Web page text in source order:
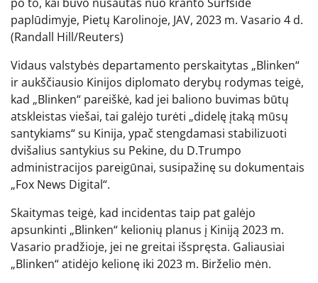
paplūdimyje, Pietų Karolinoje, JAV, 2023 m. Vasario 4 d.
(Randall Hill/Reuters)
Vidaus valstybės departamento perskaitytas „Blinken“
ir aukščiausio Kinijos diplomato derybų rodymas teigė,
kad „Blinken“ pareiškė, kad jei baliono buvimas būtų
atskleistas viešai, tai galėjo turėti „didelę įtaką mūsų
santykiams“ su Kinija, ypač stengdamasi stabilizuoti
dvišalius santykius su Pekine, du D.Trumpo
administracijos pareigūnai, susipažinę su dokumentais
„Fox News Digital“.
Skaitymas teigė, kad incidentas taip pat galėjo
apsunkinti „Blinken“ kelionių planus į Kiniją 2023 m.
Vasario pradžioje, jei ne greitai išspręsta. Galiausiai
„Blinken“ atidėjo kelionę iki 2023 m. Birželio mėn.